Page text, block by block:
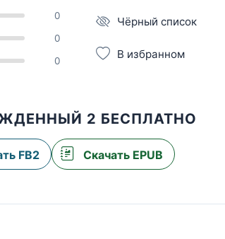
0
0
0
Чёрный список
В избранном
2 БЕСПЛАТНО
FB2 Скачать EPUB